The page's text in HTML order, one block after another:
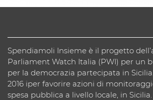
Spendiamoli Insieme è il progetto
Parliament Watch Italia (PWI) per un
per la democrazia partecipata in
2016 iper favorire azioni di
spesa pubblica a livello locale, in Sicilia.